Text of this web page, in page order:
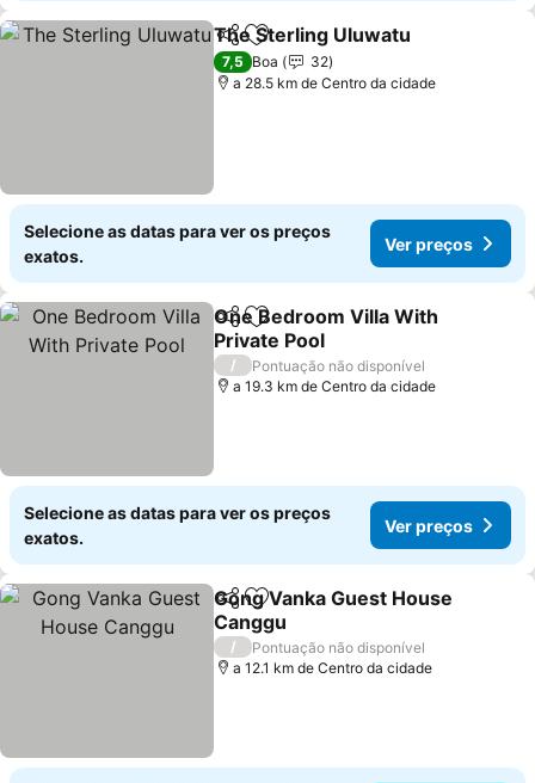
PartilharAdicionar aos favoritos
The Sterling Uluwatu
7,5 Boa
32
a 28.5 km de Centro da cidade
Selecione as datas para ver os preços
exatos.
Ver preços
PartilharAdicionar aos favoritos
One Bedroom Villa With
Private Pool
/
Pontuação não disponível
a 19.3 km de Centro da cidade
Selecione as datas para ver os preços
exatos.
Ver preços
PartilharAdicionar aos favoritos
Gong Vanka Guest House
Canggu
/
Pontuação não disponível
a 12.1 km de Centro da cidade